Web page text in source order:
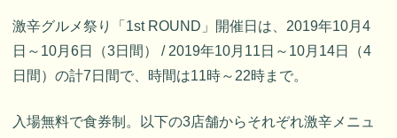
激辛グルメ祭り「1st ROUND」開催日は、2019年10月4
日～10月6日（3日間） / 2019年10月11日～10月14日（4
日間）の計7日間で、時間は11時～22時まで。
入場無料で食券制。以下の3店舗からそれぞれ激辛メニュ